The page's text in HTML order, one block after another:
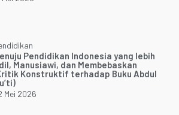
Pendidikan Indonesia yang lebih
Manusiawi, dan Membebaskan
Konstruktif terhadap Buku Abdul
Mei 2026